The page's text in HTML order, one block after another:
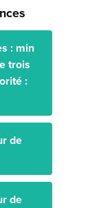
: min
trois
:
de
de